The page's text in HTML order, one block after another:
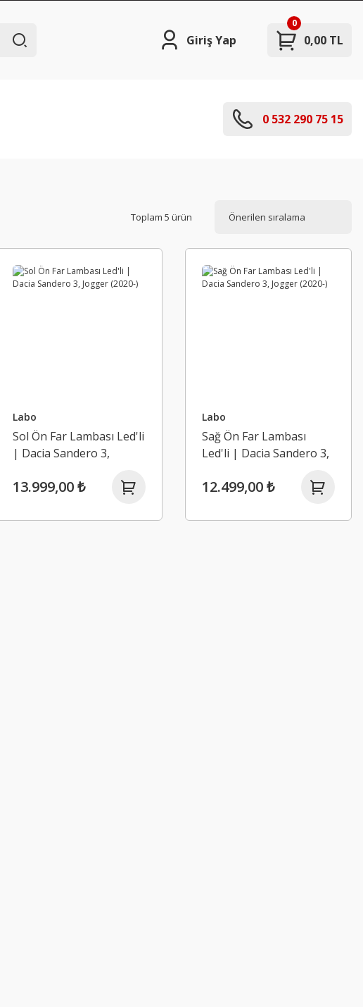
Giriş Yap 0,00 TL
0
0 532 290 75 15
Toplam 5 ürün
Labo
Sol Ön Far Lambası Led'li
| Dacia Sandero 3,
13.999,00 ₺
Labo
Sağ Ön Far Lambası
Led'li | Dacia Sandero 3,
12.499,00 ₺